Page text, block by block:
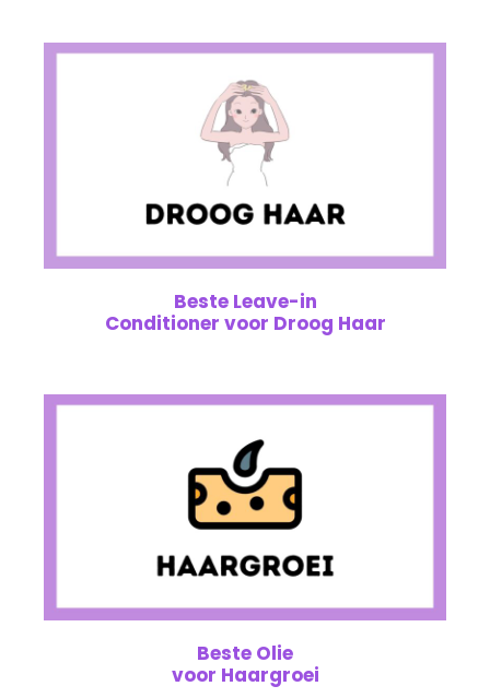
Beste Leave-in
Conditioner voor Droog Haar
Beste Olie
voor Haargroei